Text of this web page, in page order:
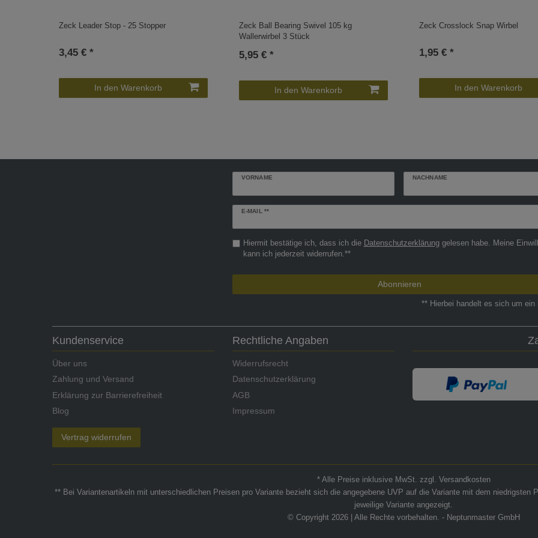
Zeck Leader Stop - 25 Stopper
3,45 € *
In den Warenkorb
Zeck Ball Bearing Swivel 105 kg
Wallerwirbel 3 Stück
5,95 € *
In den Warenkorb
Zeck Crosslock Snap Wirbel
1,95 € *
In den Warenkorb
VORNAME NACHNAME
E-MAIL **
Newsletter
Hiermit bestätige ich, dass ich die Daten­schutz­erklärunggelesen habe. Meine
kann ich jederzeit widerrufen.**
Abonnieren
** Hierbei handelt es sich um ein
Kundenservice
Über uns
Zahlung und Versand
Erklärung zur Barrierefreiheit
Blog
Vertrag widerrufen
Rechtliche Angaben
Widerrufsrecht
Datenschutzerklärung
AGB
Impressum
* Alle Preise inklusive MwSt. zzgl. Versandkosten
** Bei Variantenartikeln mit unterschiedlichen Preisen pro Variante bezieht sich die angegebene UVP auf die Variante mit dem
jeweilige Variante angezeigt.
© Copyright 2026 | Alle Rechte vorbehalten. - Neptunmaster GmbH